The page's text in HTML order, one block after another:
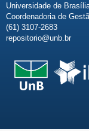
Universidade de
Coordenadoria de
(61) 3107-2683
repositorio@unb.br